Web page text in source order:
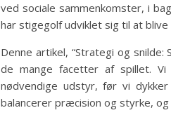
ved sociale sammenkomster, i
har stigegolf udviklet sig til at
Denne artikel, “Strategi og
de mange facetter af spillet.
nødvendige udstyr, før vi
balancerer præcision og styrke,